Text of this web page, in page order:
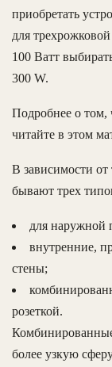
приобретать
для
100 Ватт
300 W.
Подробнее о том,
читайте в этом
В зависимости
бывают трех
для наружной
внутренние,
стены;
розеткой.
более узкую